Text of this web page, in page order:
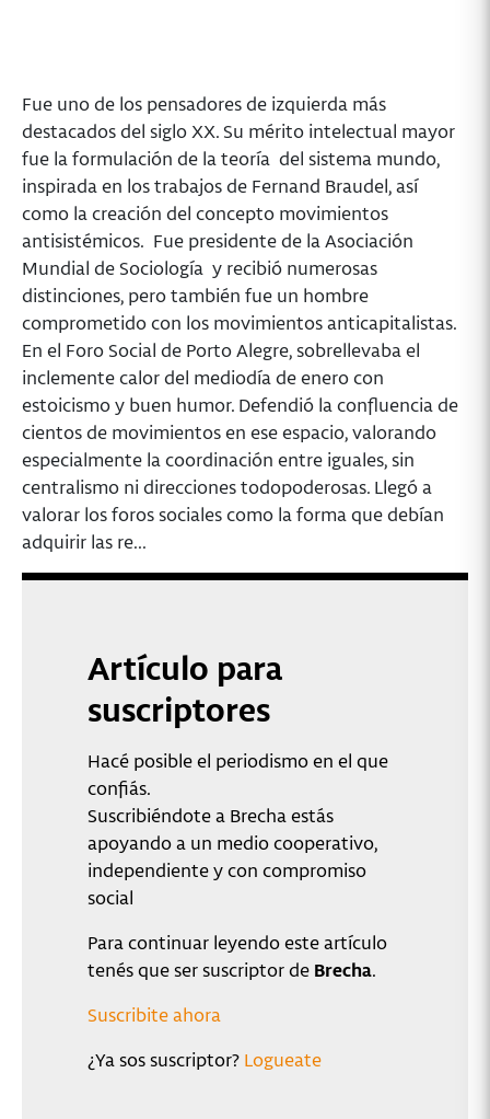
Fue uno de los pensadores de izquierda más
destacados del siglo XX. Su mérito intelectual mayor
fue la formulación de la teoría del sistema mundo,
inspirada en los trabajos de Fernand Braudel, así
como la creación del concepto movimientos
antisistémicos. Fue presidente de la Asociación
Mundial de Sociología y recibió numerosas
distinciones, pero también fue un hombre
comprometido con los movimientos anticapitalistas.
En el Foro Social de Porto Alegre, sobrellevaba el
inclemente calor del mediodía de enero con
estoicismo y buen humor. Defendió la confluencia de
cientos de movimientos en ese espacio, valorando
especialmente la coordinación entre iguales, sin
centralismo ni direcciones todopoderosas. Llegó a
valorar los foros sociales como la forma que debían
adquirir las re...
Artículo para
suscriptores
Hacé posible el periodismo en el que
confiás.
Suscribiéndote a Brecha estás
apoyando a un medio cooperativo,
independiente y con compromiso
social
Para continuar leyendo este artículo
tenés que ser suscriptor de Brecha.
Suscribite ahora
¿Ya sos suscriptor? Logueate